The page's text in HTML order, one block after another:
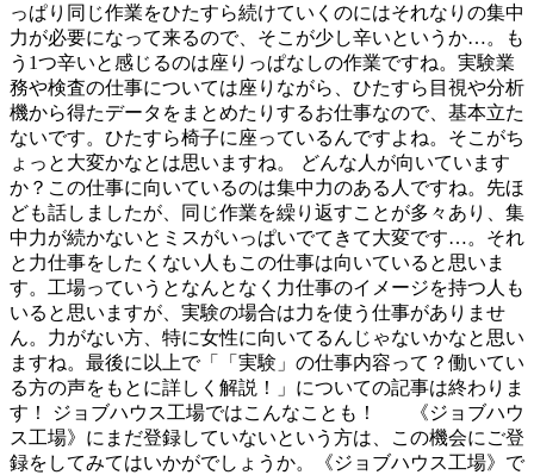
っぱり同じ作業をひたすら続けていくのにはそれなりの集中
力が必要になって来るので、そこが少し辛いというか…。も
う1つ辛いと感じるのは座りっぱなしの作業ですね。実験業
務や検査の仕事については座りながら、ひたすら目視や分析
機から得たデータをまとめたりするお仕事なので、基本立た
ないです。ひたすら椅子に座っているんですよね。そこがち
ょっと大変かなとは思いますね。 どんな人が向いています
か？この仕事に向いているのは集中力のある人ですね。先ほ
ども話しましたが、同じ作業を繰り返すことが多々あり、集
中力が続かないとミスがいっぱいでてきて大変です…。それ
と力仕事をしたくない人もこの仕事は向いていると思いま
す。工場っていうとなんとなく力仕事のイメージを持つ人も
いると思いますが、実験の場合は力を使う仕事がありませ
ん。力がない方、特に女性に向いてるんじゃないかなと思い
ますね。最後に以上で「「実験」の仕事内容って？働いてい
る方の声をもとに詳しく解説！」についての記事は終わりま
す！ ジョブハウス工場ではこんなことも！ 《ジョブハウ
ス工場》にまだ登録していないという方は、この機会にご登
録をしてみてはいかがでしょうか。《ジョブハウス工場》で